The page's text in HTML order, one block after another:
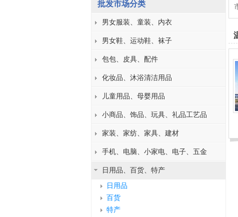
批发市场分类
男女服装、童装、内衣
男女鞋、运动鞋、袜子
包包、皮具、配件
化妆品、沐浴清洁用品
儿童用品、母婴用品
小商品、饰品、玩具、礼品工艺品
家装、家纺、家具、建材
手机、电脑、小家电、电子、五金
日用品、百货、特产
日用品
百货
特产